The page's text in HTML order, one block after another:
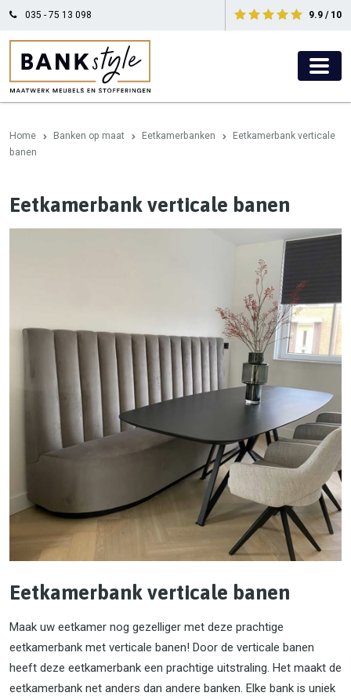
035 - 75 13 098 9.9 / 10
Home Banken op maat Eetkamerbanken
Eetkamerbank verticale
banen
Eetkamerbank verticale banen
Eetkamerbank verticale banen
Maak uw eetkamer nog gezelliger met deze prachtige
eetkamerbank met verticale banen! Door de verticale banen
heeft deze eetkamerbank een prachtige uitstraling. Het maakt de
eetkamerbank net anders dan andere banken. Elke bank is uniek